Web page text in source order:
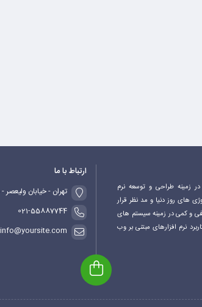
فعالیت خود را در زمینه طراحی و توسعه نرم
های روز دنیا و مد نظر قرار
و کمی در زمینه سیستم های
نرم افزارهای مبتنی بر وب
ارتباط با ما
تهران - خیابان
021-55887744
info@yoursite.com